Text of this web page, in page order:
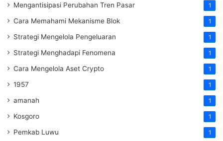
Mengantisipasi Perubahan Tren Pasar 1
Cara Memahami Mekanisme Blok 1
Strategi Mengelola Pengeluaran 1
Strategi Menghadapi Fenomena 1
Cara Mengelola Aset Crypto 1
1957 1
amanah 1
Kosgoro 1
Pemkab Luwu 1